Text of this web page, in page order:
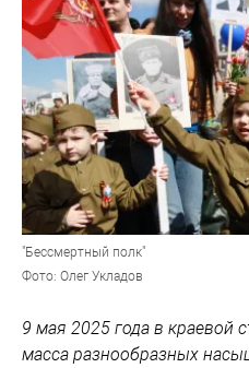
"Бессмертный полк"
Фото: Олег Укладов
9 мая 2025 года в краевой
масса разнообразных